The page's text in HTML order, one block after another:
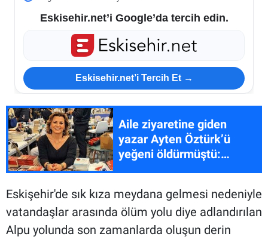
Eskisehir.net’i Google’da tercih edin.
Eskisehir.net’i Tercih Et →
Aile ziyaretine giden
yazar Ayten Öztürk’ü
yeğeni öldürmüştü:
Eskişehir'de sık kıza meydana gelmesi nedeniyle
vatandaşlar arasında ölüm yolu diye adlandırılan
Alpu yolunda son zamanlarda oluşun derin